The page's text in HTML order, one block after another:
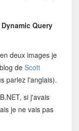
Query
deux images je
de Scott
parlez l'anglais).
si j'avais
je ne vais pas